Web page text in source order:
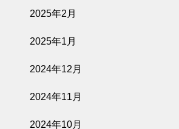
2025年2月
2025年1月
2024年12月
2024年11月
2024年10月